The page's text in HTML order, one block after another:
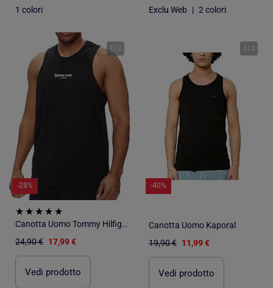
1 colori Exclu Web | 2 colori
1 / 2
-28%
Canotta Uomo Tommy Hilfiger
24,90 € 17,99 €
Vedi prodotto
1 / 2
-40%
Canotta Uomo Kaporal
19,90 € 11,99 €
Vedi prodotto